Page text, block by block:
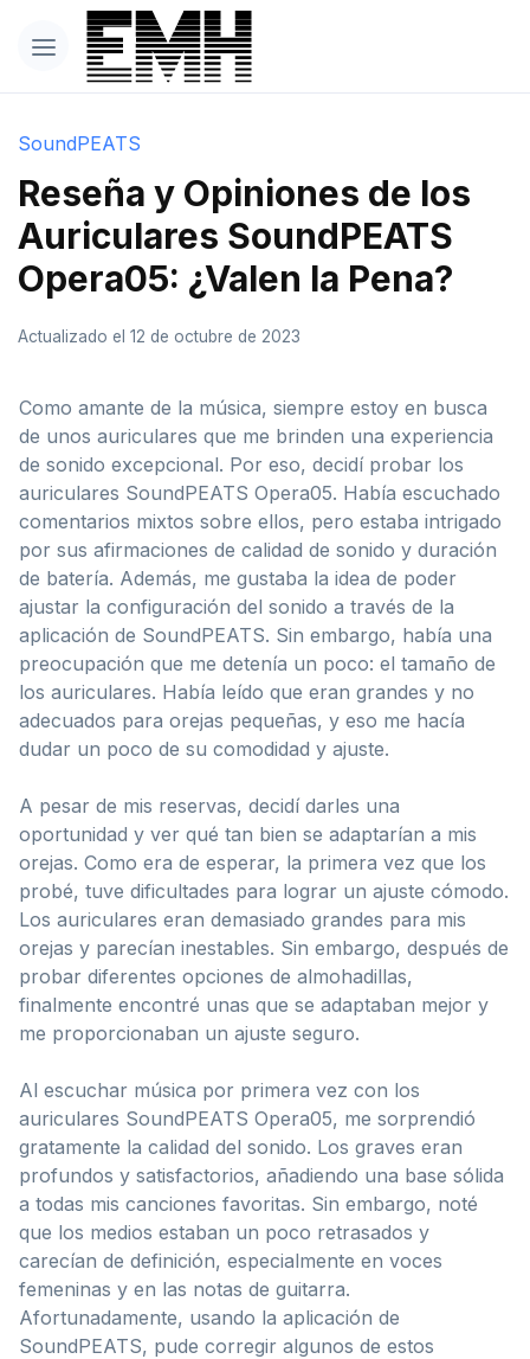
SoundPEATS
Reseña y Opiniones de los
Auriculares SoundPEATS
Opera05: ¿Valen la Pena?
Actualizado el 12 de octubre de 2023
Como amante de la música, siempre estoy en busca
de unos auriculares que me brinden una experiencia
de sonido excepcional. Por eso, decidí probar los
auriculares SoundPEATS Opera05. Había escuchado
comentarios mixtos sobre ellos, pero estaba intrigado
por sus afirmaciones de calidad de sonido y duración
de batería. Además, me gustaba la idea de poder
ajustar la configuración del sonido a través de la
aplicación de SoundPEATS. Sin embargo, había una
preocupación que me detenía un poco: el tamaño de
los auriculares. Había leído que eran grandes y no
adecuados para orejas pequeñas, y eso me hacía
dudar un poco de su comodidad y ajuste.
A pesar de mis reservas, decidí darles una
oportunidad y ver qué tan bien se adaptarían a mis
orejas. Como era de esperar, la primera vez que los
probé, tuve dificultades para lograr un ajuste cómodo.
Los auriculares eran demasiado grandes para mis
orejas y parecían inestables. Sin embargo, después de
probar diferentes opciones de almohadillas,
finalmente encontré unas que se adaptaban mejor y
me proporcionaban un ajuste seguro.
Al escuchar música por primera vez con los
auriculares SoundPEATS Opera05, me sorprendió
gratamente la calidad del sonido. Los graves eran
profundos y satisfactorios, añadiendo una base sólida
a todas mis canciones favoritas. Sin embargo, noté
que los medios estaban un poco retrasados y
carecían de definición, especialmente en voces
femeninas y en las notas de guitarra.
Afortunadamente, usando la aplicación de
SoundPEATS, pude corregir algunos de estos